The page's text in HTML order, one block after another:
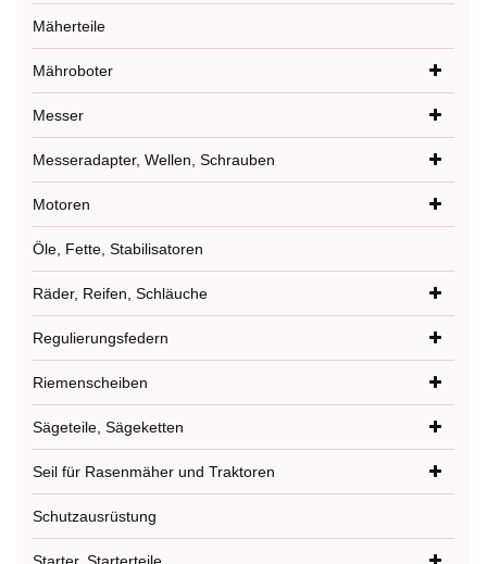
Mäherteile
Mähroboter
Messer
Messeradapter, Wellen, Schrauben
Motoren
Öle, Fette, Stabilisatoren
Räder, Reifen, Schläuche
Regulierungsfedern
Riemenscheiben
Sägeteile, Sägeketten
Seil für Rasenmäher und Traktoren
Schutzausrüstung